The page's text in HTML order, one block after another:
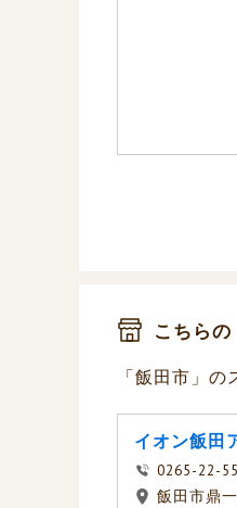
こちら
「飯田市」
イオン飯田
0265-22-
飯田市鼎